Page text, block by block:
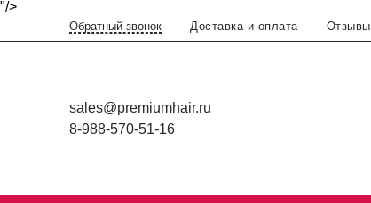
"/>
Обратный звонок Доставка и оплата Отзывы
sales@premiumhair.ru
8-988-570-51-16